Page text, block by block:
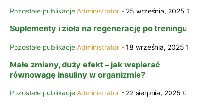
Pozostałe publikacje Administrator - 25 września, 2025 1
Suplementy i zioła na regenerację po treningu
Pozostałe publikacje Administrator - 18 września, 2025 1
Małe zmiany, duży efekt – jak wspierać
równowagę insuliny w organizmie?
Pozostałe publikacje Administrator - 22 sierpnia, 2025 0